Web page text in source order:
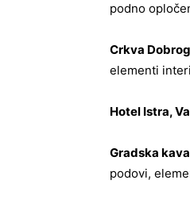
podno
Crkva
elementi
Hotel Istra,
Gradska
podovi,